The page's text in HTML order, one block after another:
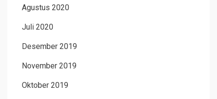
Agustus 2020
Juli 2020
Desember 2019
November 2019
Oktober 2019